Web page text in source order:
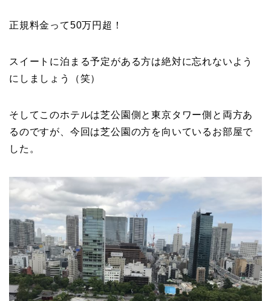
正規料金って50万円超！
スイートに泊まる予定がある方は絶対に忘れないよう
にしましょう（笑）
そしてこのホテルは芝公園側と東京タワー側と両方あ
るのですが、今回は芝公園の方を向いているお部屋で
した。